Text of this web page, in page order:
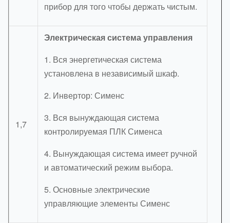
прибор для того чтобы держать чистым.
1,7
Электрическая система управления
1. Вся энергетическая система
установлена в независимый шкаф.
2. Инвертор: Сименс
3. Вся вынуждающая система
контролируемая ПЛК Сименса
4. Вынуждающая система имеет ручной
и автоматический режим выбора.
5. Основные электрические
управляющие элементы Сименс